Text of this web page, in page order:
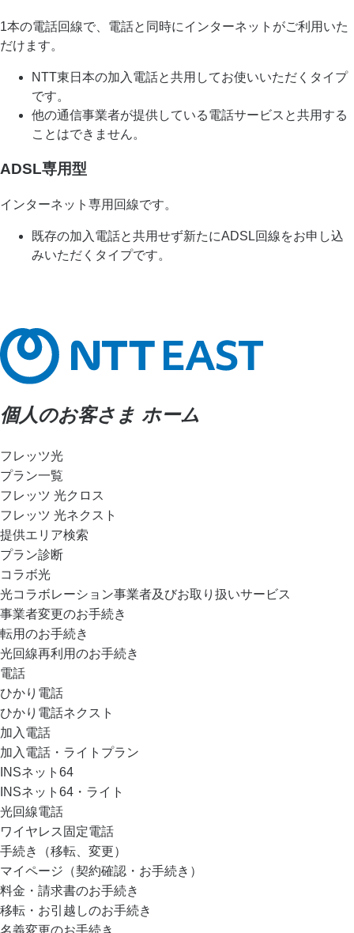
1本の電話回線で、電話と同時にインターネットがご利用いた
だけます。
NTT東日本の加入電話と共用してお使いいただくタイプ
です。
他の通信事業者が提供している電話サービスと共用する
ことはできません。
ADSL専用型
インターネット専用回線です。
既存の加入電話と共用せず新たにADSL回線をお申し込
みいただくタイプです。
個人のお客さま ホーム
フレッツ光
プラン一覧
フレッツ 光クロス
フレッツ 光ネクスト
提供エリア検索
プラン診断
コラボ光
光コラボレーション事業者及びお取り扱いサービス
事業者変更のお手続き
転用のお手続き
光回線再利用のお手続き
電話
ひかり電話
ひかり電話ネクスト
加入電話
加入電話・ライトプラン
INSネット64
INSネット64・ライト
光回線電話
ワイヤレス固定電話
手続き（移転、変更）
マイページ（契約確認・お手続き）
料金・請求書のお手続き
移転・お引越しのお手続き
名義変更のお手続き